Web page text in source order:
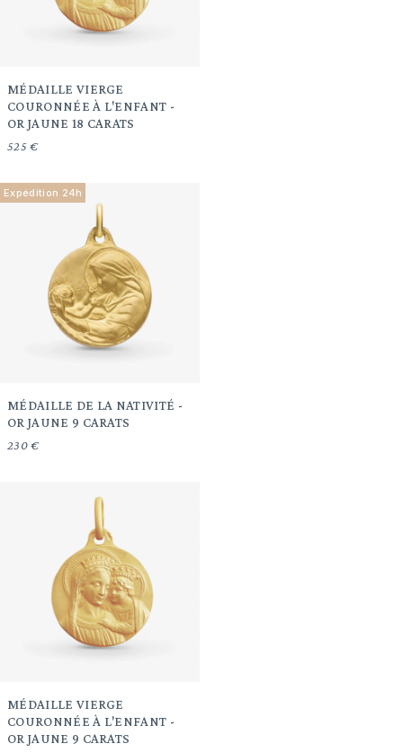
MÉDAILLE VIERGE
COURONNÉE À L'ENFANT -
OR JAUNE 18 CARATS
525 €
Expédition 24h
MÉDAILLE DE LA NATIVITÉ -
OR JAUNE 9 CARATS
230 €
MÉDAILLE VIERGE
COURONNÉE À L'ENFANT -
OR JAUNE 9 CARATS